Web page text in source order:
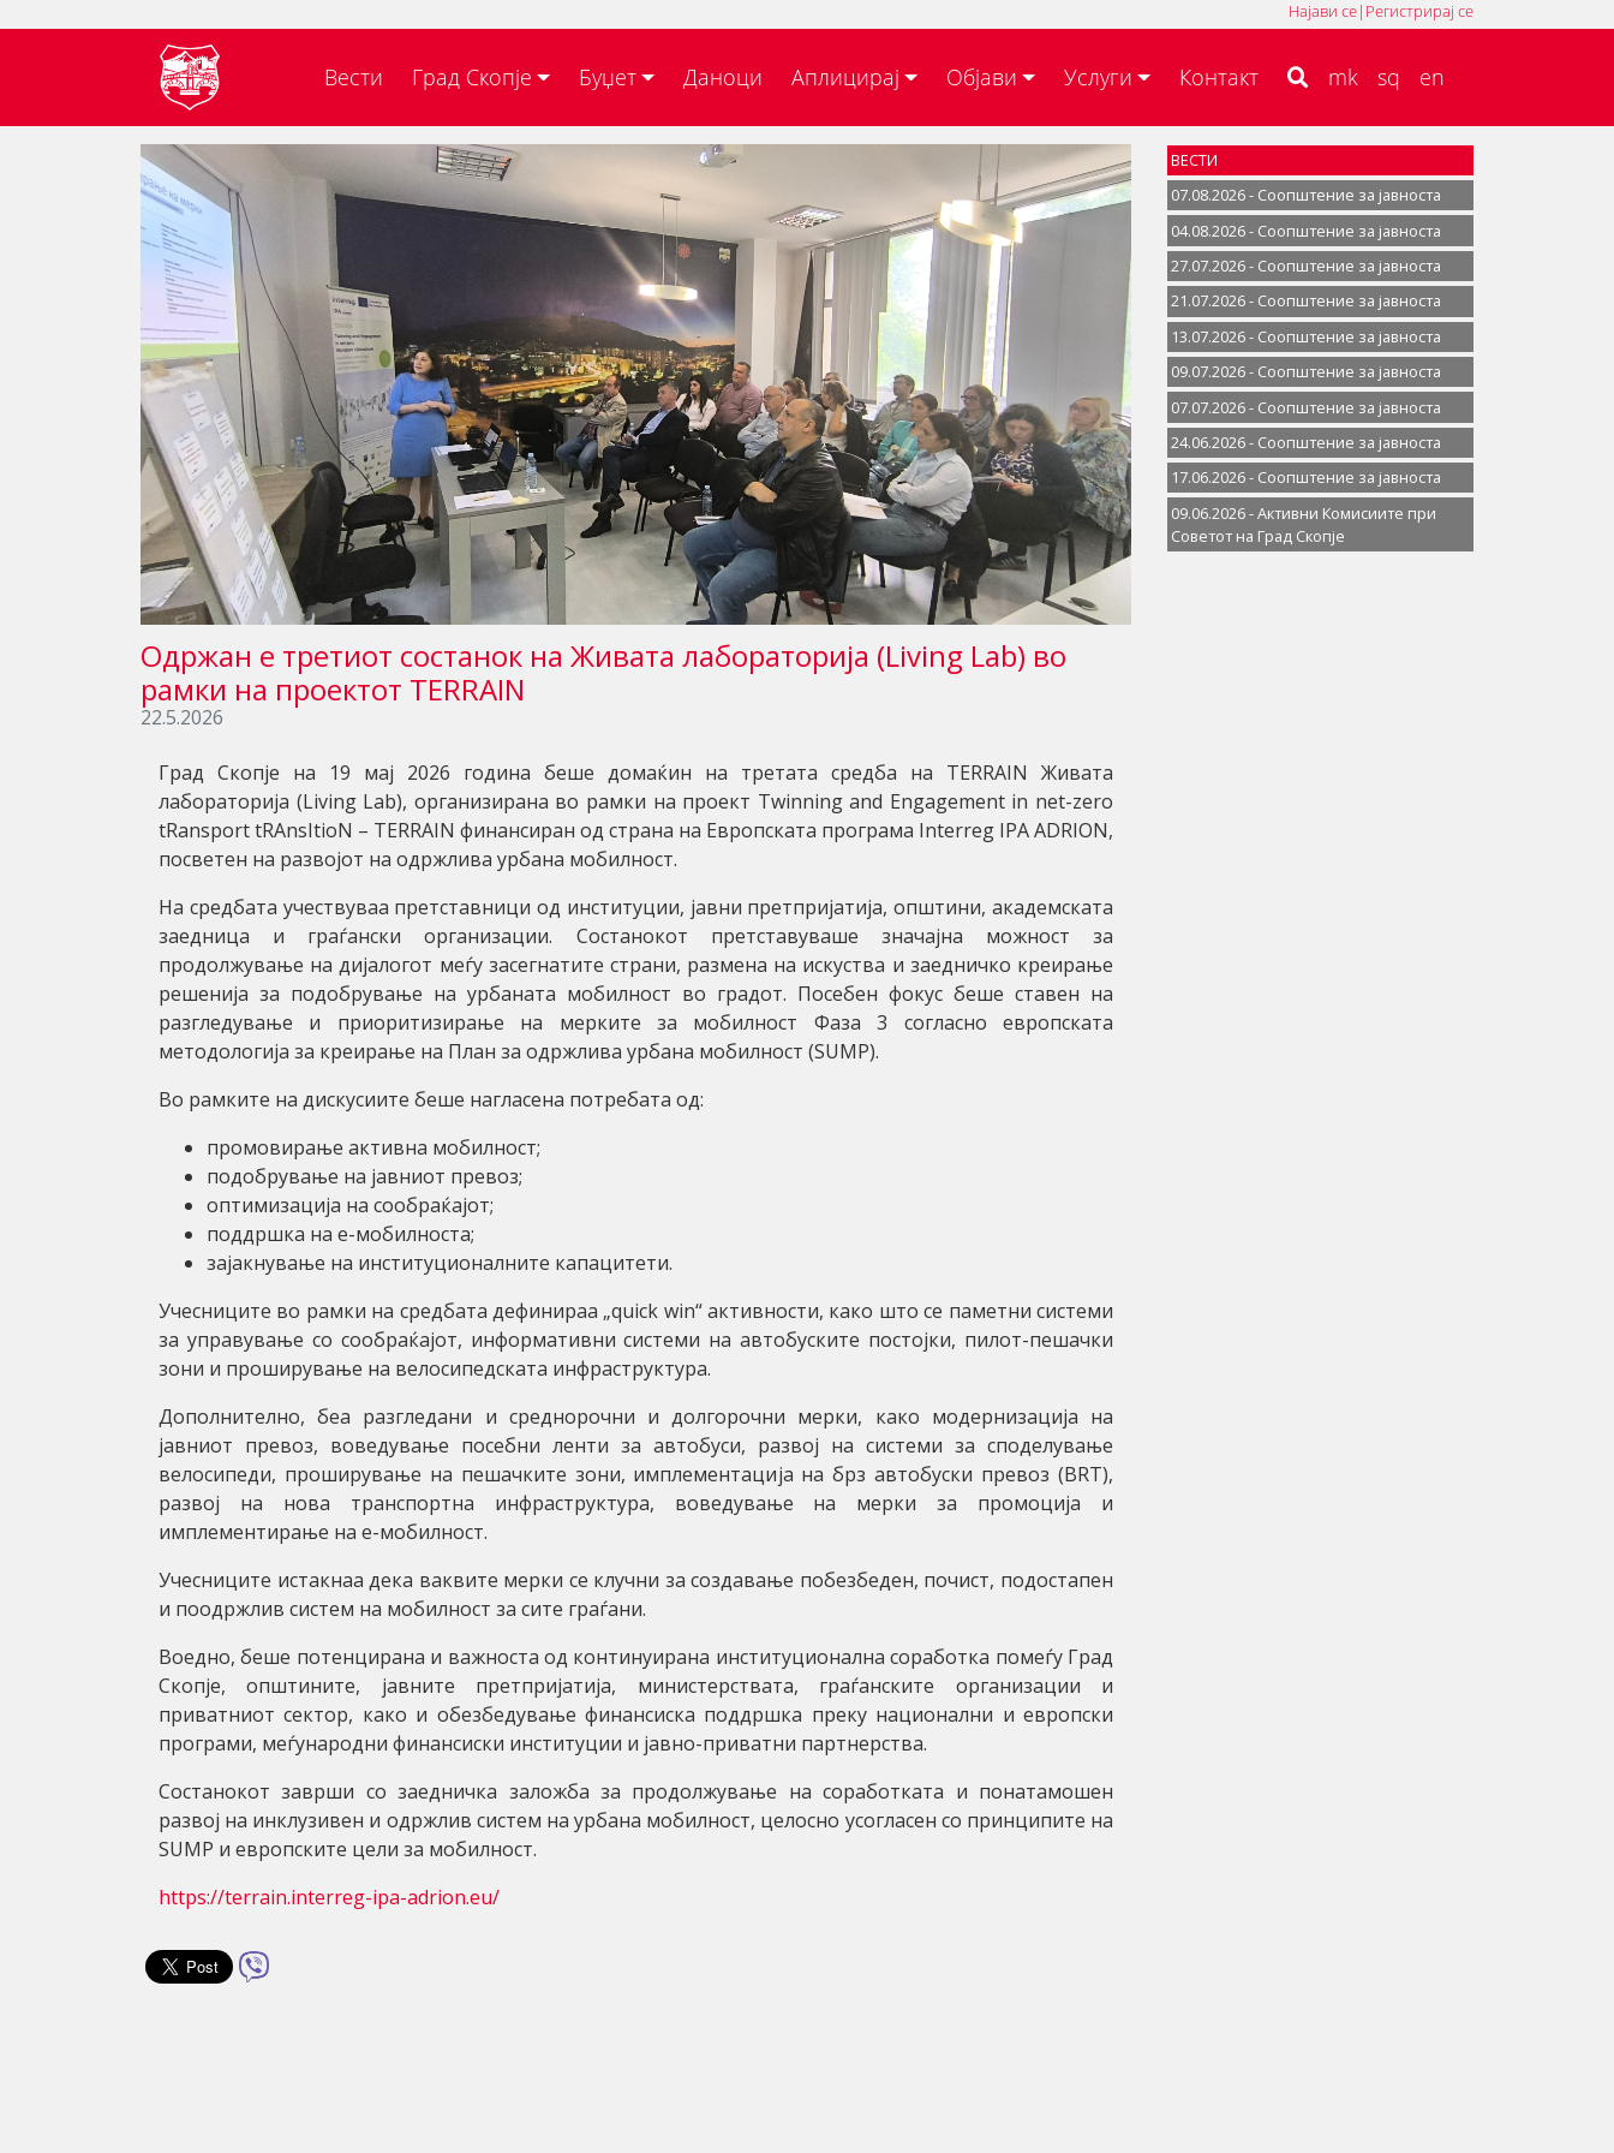
Регистрирај се
|
Најави се
Вести Град Скопје Буџет Даноци Аплицирај Објави Услуги Контакт mk sq en
Oдржан е третиот состанок на Живата лабораторија (Living Lab) во
рамки на проектот TERRAIN
22.5.2026
Град Скопје на 19 мај 2026 година беше домаќин на третата средба на TERRAIN Живата
лабораторија (Living Lab), организирана во рамки на проект Twinning and Engagement in net-zero
tRansport tRAnsItioN – TERRAIN финансиран од страна на Европската програма Interreg IPA ADRION,
посветен на развојот на одржлива урбана мобилност.
На средбата учествуваа претставници од институции, јавни претпријатија, општини, академската
заедница и граѓански организации. Состанокот претставуваше значајна можност за
продолжување на дијалогот меѓу засегнатите страни, размена на искуства и заедничко креирање
решенија за подобрување на урбаната мобилност во градот. Посебен фокус беше ставен на
разгледување и приоритизирање на мерките за мобилност Фаза 3 согласно европската
методологија за креирање на План за одржлива урбана мобилност (SUMP).
Во рамките на дискусиите беше нагласена потребата од:
промовирање активна мобилност;
подобрување на јавниот превоз;
оптимизација на сообраќајот;
поддршка на е-мобилноста;
зајакнување на институционалните капацитети.
Учесниците во рамки на средбата дефинираа „quick win“ активности, како што се паметни системи
за управување со сообраќајот, информативни системи на автобуските постојки, пилот-пешачки
зони и проширување на велосипедската инфраструктура.
Дополнително, беа разгледани и среднорочни и долгорочни мерки, како модернизација на
јавниот превоз, воведување посебни ленти за автобуси, развој на системи за споделување
велосипеди, проширување на пешачките зони, имплементација на брз автобуски превоз (BRT),
развој на нова транспортна инфраструктура, воведување на мерки за промоција и
имплементирање на е-мобилност.
Учесниците истакнаа дека ваквите мерки се клучни за создавање побезбеден, почист, подостапен
и поодржлив систем на мобилност за сите граѓани.
Воедно, беше потенцирана и важноста од континуирана институционална соработка помеѓу Град
Скопје, општините, јавните претпријатија, министерствата, граѓанските организации и
приватниот сектор, како и обезбедување финансиска поддршка преку национални и европски
програми, меѓународни финансиски институции и јавно-приватни партнерства.
Состанокот заврши со заедничка заложба за продолжување на соработката и понатамошен
развој на инклузивен и одржлив систем на урбана мобилност, целосно усогласен со принципите на
SUMP и европските цели за мобилност.
https://terrain.interreg-ipa-adrion.eu/
ВЕСТИ
07.08.2026 - Соопштение за јавностa
04.08.2026 - Соопштение за јавностa
27.07.2026 - Соопштение за јавностa
21.07.2026 - Соопштение за јавностa
13.07.2026 - Соопштение за јавностa
09.07.2026 - Соопштение за јавностa
07.07.2026 - Соопштение за јавноста
24.06.2026 - Соопштение за јавностa
17.06.2026 - Соопштение за јавностa
09.06.2026 - Активни Комисиите при
Советот на Град Скопје